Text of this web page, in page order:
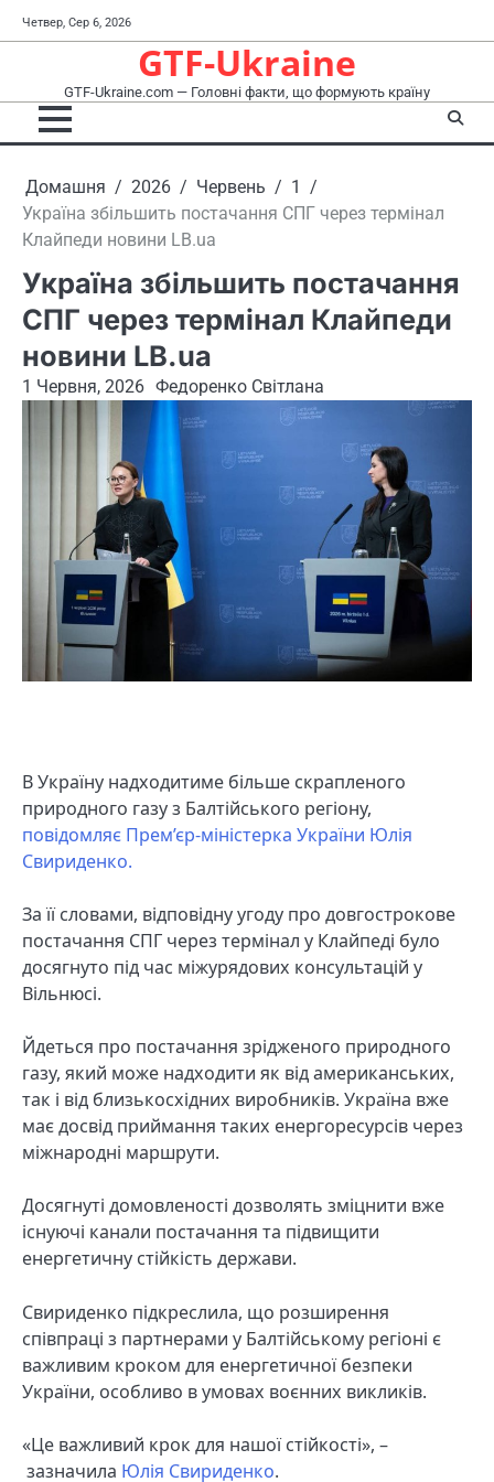
до
Четвер, Сер 6, 2026
GTF-Ukraine
GTF-Ukraine.com — Головні факти, що формують країну
Домашня 2026 Червень
1
Україна збільшить постачання СПГ через термінал
Клайпеди новини LB.ua
Україна збільшить постачання
СПГ через термінал Клайпеди
новини LB.ua
1 Червня, 2026 Федоренко Світлана
В Україну надходитиме більше скрапленого
природного газу з Балтійського регіону,
повідомляє Прем’єр-міністерка України Юлія
Свириденко.
За її словами, відповідну угоду про довгострокове
постачання СПГ через термінал у Клайпеді було
досягнуто під час міжурядових консультацій у
Вільнюсі.
Йдеться про постачання зрідженого природного
газу, який може надходити як від американських,
так і від близькосхідних виробників. Україна вже
має досвід приймання таких енергоресурсів через
міжнародні маршрути.
Досягнуті домовленості дозволять зміцнити вже
існуючі канали постачання та підвищити
енергетичну стійкість держави.
Свириденко підкреслила, що розширення
співпраці з партнерами у Балтійському регіоні є
важливим кроком для енергетичної безпеки
України, особливо в умовах воєнних викликів.
«Це важливий крок для нашої стійкості», –
зазначила Юлія Свириденко.